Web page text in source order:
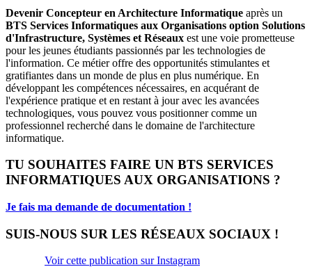
Devenir Concepteur en Architecture Informatique après un
BTS Services Informatiques aux Organisations option Solutions
d'Infrastructure, Systèmes et Réseaux est une voie prometteuse
pour les jeunes étudiants passionnés par les technologies de
l'information. Ce métier offre des opportunités stimulantes et
gratifiantes dans un monde de plus en plus numérique. En
développant les compétences nécessaires, en acquérant de
l'expérience pratique et en restant à jour avec les avancées
technologiques, vous pouvez vous positionner comme un
professionnel recherché dans le domaine de l'architecture
informatique.
TU SOUHAITES FAIRE UN BTS SERVICES
INFORMATIQUES AUX ORGANISATIONS ?
Je fais ma demande de documentation !
SUIS-NOUS SUR LES RÉSEAUX SOCIAUX !
Voir cette publication sur Instagram